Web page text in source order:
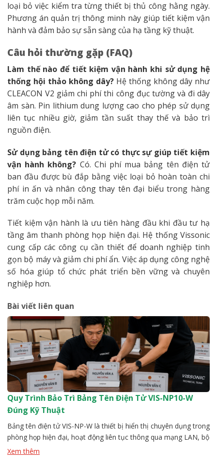
loại bỏ việc kiểm tra từng thiết bị thủ công hằng ngày.
Phương án quản trị thông minh này giúp tiết kiệm vận
hành và đảm bảo sự sẵn sàng của hạ tầng kỹ thuật.
Câu hỏi thường gặp (FAQ)
Làm thế nào để tiết kiệm vận hành khi sử dụng hệ
thống hội thảo không dây? Hệ thống không dây như
CLEACON V2 giảm chi phí thi công đục tường và đi dây
âm sàn. Pin lithium dung lượng cao cho phép sử dụng
liên tục nhiều giờ, giảm tần suất thay thế và bảo trì
nguồn điện.
Sử dụng bảng tên điện tử có thực sự giúp tiết kiệm
vận hành không? Có. Chi phí mua bảng tên điện tử
ban đầu được bù đắp bằng việc loại bỏ hoàn toàn chi
phí in ấn và nhân công thay tên đại biểu trong hàng
trăm cuộc họp mỗi năm.
Tiết kiệm vận hành là ưu tiên hàng đầu khi đầu tư hạ
tầng âm thanh phòng họp hiện đại. Hệ thống Vissonic
cung cấp các công cụ cần thiết để doanh nghiệp tinh
gọn bộ máy và giảm chi phí ẩn. Việc áp dụng công nghệ
số hóa giúp tổ chức phát triển bền vững và chuyên
nghiệp hơn.
Bài viết liên quan
Quy Trình Bảo Trì Bảng Tên Điện Tử VIS-NP10-W
Đúng Kỹ Thuật
Bảng tên điện tử VIS-NP-W là thiết bị hiển thị chuyên dụng trong
phòng họp hiện đại, hoạt động liên tục thông qua mạng LAN, bộ
điều khiển trung tâm. Sau một thời gian vận hành, nếu không có
Xem thêm